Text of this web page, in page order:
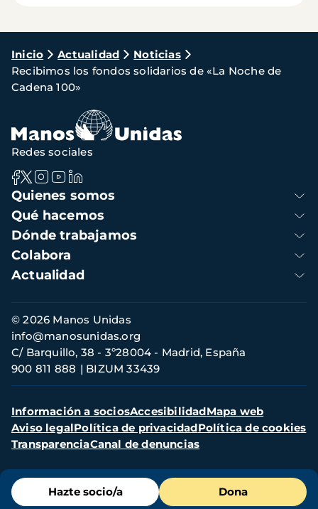
Ruta
de
navegación
Inicio Actualidad
Noticias
Recibimos los fondos solidarios de «La Noche de
Cadena 100»
Menú
de
Hazte socio/a Dona
Navegación
principal
Quienes somos
Qué hacemos
Dónde trabajamos
Colabora
Actualidad
Redes sociales
Información
de
contacto
© 2026 Manos Unidas
C/ Barquillo, 38 - 3º28004 - Madrid, España
900 811 888
BIZUM 33439
info@manosunidas.org
Menú
secundario
Información a sociosAccesibilidadMapa web
Aviso legalPolítica de privacidadPolítica de cookies
TransparenciaCanal de denuncias